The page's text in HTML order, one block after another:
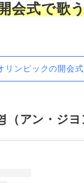
会式で歌
リンピックの開会
（アン・ジヨ